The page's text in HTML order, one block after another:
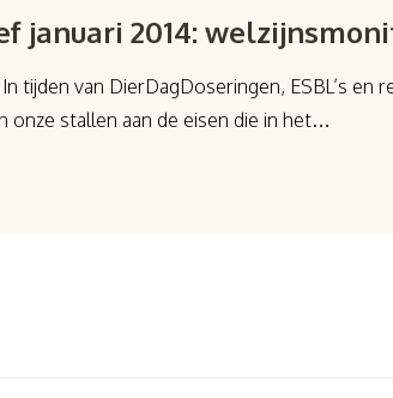
januari 2014:
tijden van DierDagDoseringen, ESBL’s
onze stallen aan de eisen die in het…